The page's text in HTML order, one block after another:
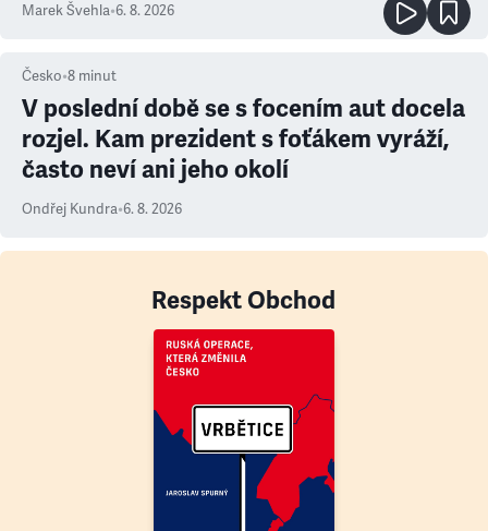
Marek Švehla•6. 8. 2026
Česko•8 minut
V poslední době se s focením aut docela
rozjel. Kam prezident s foťákem vyráží,
často neví ani jeho okolí
Ondřej Kundra•6. 8. 2026
Respekt Obchod